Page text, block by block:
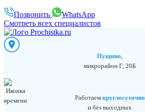
Позвонить
WhatsApp
Смотреть всех специалистов
Пущино,
микрорайон Г, 20Б
Работаем круглосуточно
и без выходных